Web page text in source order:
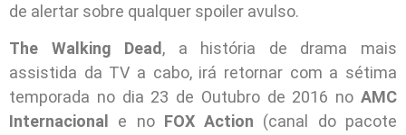
de alertar sobre qualquer spoiler avulso.
The Walking Dead , a história de drama mais
assistida da TV a cabo, irá retornar com a sétima
temporada no dia 23 de Outubro de 2016 no AMC
Internacional
e no FOX Action (canal do pacote